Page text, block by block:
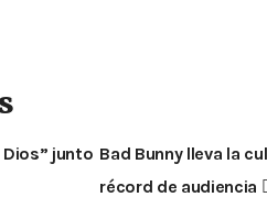
junto Bad Bunny lleva la
récord de audiencia